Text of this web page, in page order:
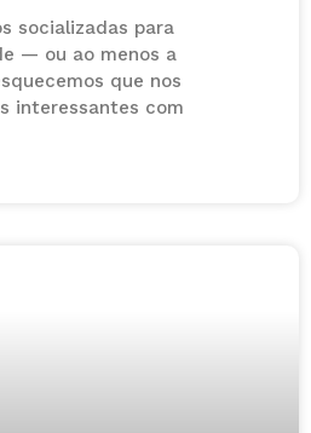
socializadas para
— ou ao menos a
que nos
interessantes com